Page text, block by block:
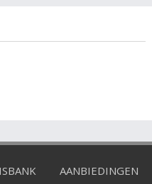
AANBIEDINGEN